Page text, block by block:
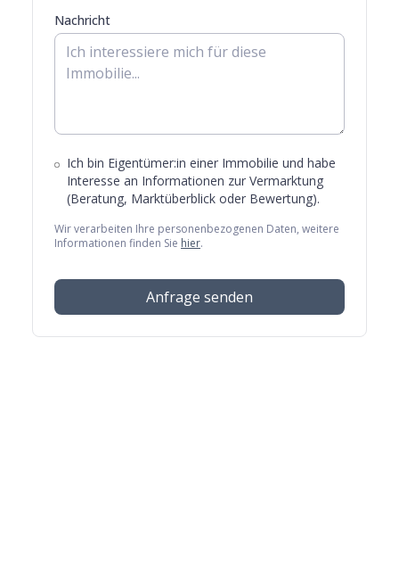
Nachricht
Ich bin Eigentümer:in einer Immobilie und habe
Interesse an Informationen zur Vermarktung
(Beratung, Marktüberblick oder Bewertung).
Wir verarbeiten Ihre personenbezogenen Daten, weitere
Informationen finden Sie hier.
Anfrage senden